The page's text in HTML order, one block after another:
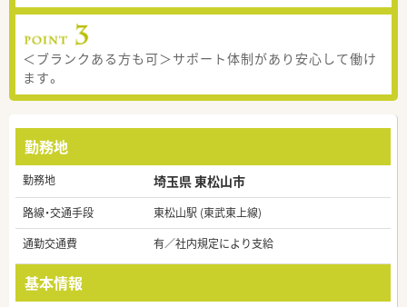
＜ブランクある方も可＞サポート体制があり安心して働け
ます。
勤務地
勤務地 埼玉県 東松山市
路線・交通手段
東松山駅 (東武東上線)
通勤交通費
有／社内規定により支給
基本情報